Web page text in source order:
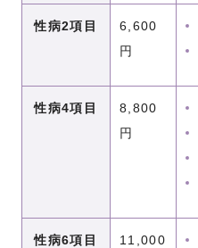
性病2項目
6,600
円
性病4項目
8,800
円
性病6項目
11,000